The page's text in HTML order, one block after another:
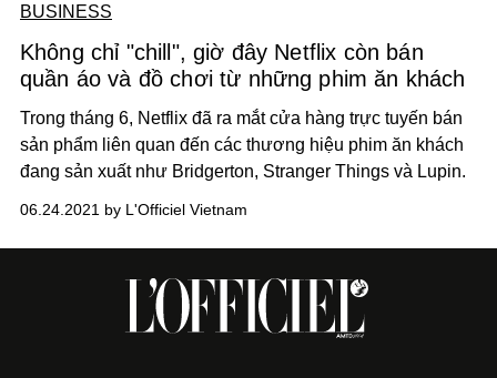
BUSINESS
Không chỉ "chill", giờ đây Netflix còn bán
quần áo và đồ chơi từ những phim ăn khách
Trong tháng 6, Netflix đã ra mắt cửa hàng trực tuyến bán
sản phẩm liên quan đến các thương hiệu phim ăn khách
đang sản xuất như Bridgerton, Stranger Things và Lupin.
06.24.2021 by L'Officiel Vietnam